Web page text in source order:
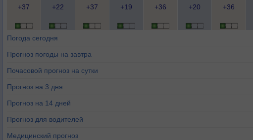
+37 +22 +37 +19 +36 +20 +36
Погода сегодня
Прогноз погоды на завтра
Почасовой прогноз на сутки
Прогноз на 3 дня
Прогноз на 14 дней
Прогноз для водителей
Медицинский прогноз